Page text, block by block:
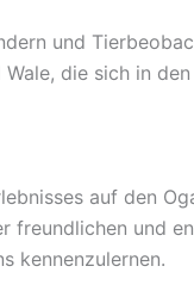
und
die sich in
auf den
und
kennenzulernen.